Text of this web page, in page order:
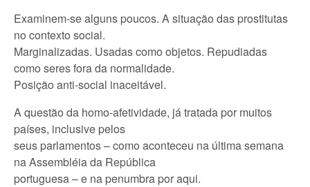
Examinem-se alguns poucos. A situação das prostitutas
no contexto social.
Marginalizadas. Usadas como objetos. Repudiadas
como seres fora da normalidade.
Posição anti-social inaceitável.
A questão da homo-afetividade, já tratada por muitos
países, inclusive pelos
seus parlamentos – como aconteceu na última semana
na Assembléia da República
portuguesa – e na penumbra por aqui.